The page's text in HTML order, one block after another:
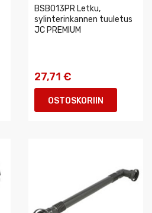
BSB013PR Letku,
sylinterinkannen tuuletus
JC PREMIUM
27,71 €
OSTOSKORIIN